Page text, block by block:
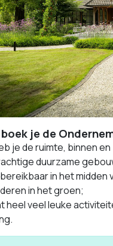
je de
je de ruimte, binnen
duurzame
in het midden
in het groen;
heel veel leuke